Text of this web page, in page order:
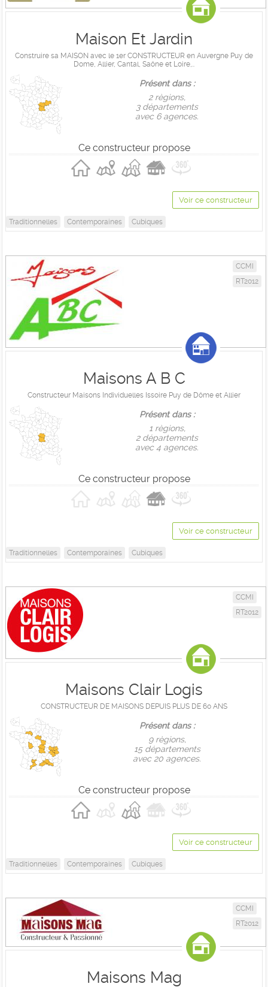
Maison Et Jardin
Construire sa MAISON avec le 1er CONSTRUCTEUR en Auvergne Puy de
Dome, Allier, Cantal, Saône et Loire,..
Présent dans :
2 règions,
3 départements
avec 6 agences.
Ce constructeur propose
Voir ce constructeur
Traditionnelles Contemporaines Cubiques
CCMI
RT2012
Maisons A B C
Constructeur Maisons Individuelles Issoire Puy de Dôme et Allier
Présent dans :
1 règions,
2 départements
avec 4 agences.
Ce constructeur propose
Voir ce constructeur
Traditionnelles Contemporaines Cubiques
CCMI
RT2012
Maisons Clair Logis
CONSTRUCTEUR DE MAISONS DEPUIS PLUS DE 60 ANS
Présent dans :
9 règions,
15 départements
avec 20 agences.
Ce constructeur propose
Voir ce constructeur
Traditionnelles Contemporaines Cubiques
CCMI
RT2012
Maisons Mag